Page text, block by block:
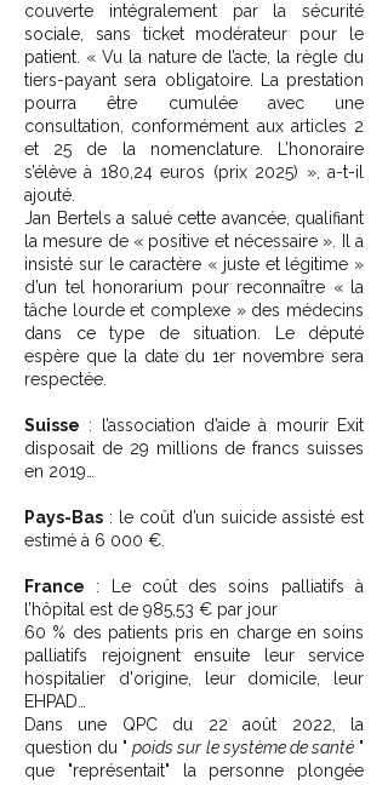
couverte intégralement par la sécurité
sociale, sans ticket modérateur pour le
patient. « Vu la nature de l’acte, la règle du
tiers-payant sera obligatoire. La prestation
pourra être cumulée avec une
consultation, conformément aux articles 2
et 25 de la nomenclature. L’honoraire
s’élève à 180,24 euros (prix 2025) », a-t-il
ajouté.
Jan Bertels a salué cette avancée, qualifiant
la mesure de « positive et nécessaire ». Il a
insisté sur le caractère « juste et légitime »
d’un tel honorarium pour reconnaître « la
tâche lourde et complexe » des médecins
dans ce type de situation. Le député
espère que la date du 1er novembre sera
respectée.
Suisse : l’association d’aide à mourir Exit
disposait de 29 millions de francs suisses
en 2019…
Pays-Bas : le coût d’un suicide assisté est
estimé à 6 000 €.
France : Le coût des soins palliatifs à
l’hôpital est de 985,53 € par jour
60 % des patients pris en charge en soins
palliatifs rejoignent ensuite leur service
hospitalier d'origine, leur domicile, leur
EHPAD…
Dans une QPC du 22 août 2022, la
question du "poids sur le système de santé"
que "représentait" la personne plongée